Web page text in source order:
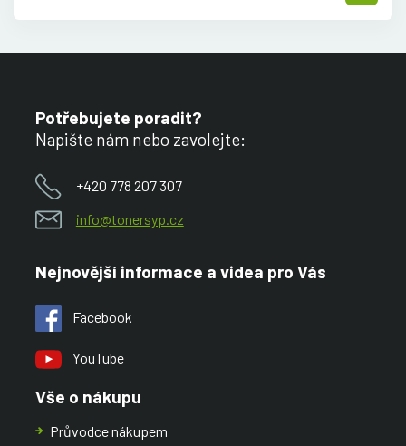
Potřebujete poradit?
Napište nám nebo zavolejte:
+420 778 207 307
info@tonersyp.cz
Nejnovější informace a videa pro Vás
Facebook
YouTube
Vše o nákupu
Průvodce nákupem